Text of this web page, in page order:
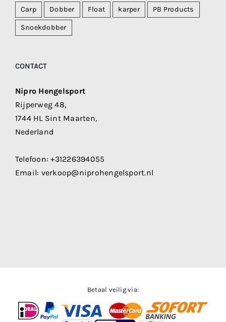
Carp Dobber Float karper PB Products
Snoekdobber
CONTACT
Nipro Hengelsport
Rijperweg 48,
1744 HL Sint Maarten,
Nederland
Telefoon:+31226394055
Email: verkoop@niprohengelsport.nl
Betaal veilig via: